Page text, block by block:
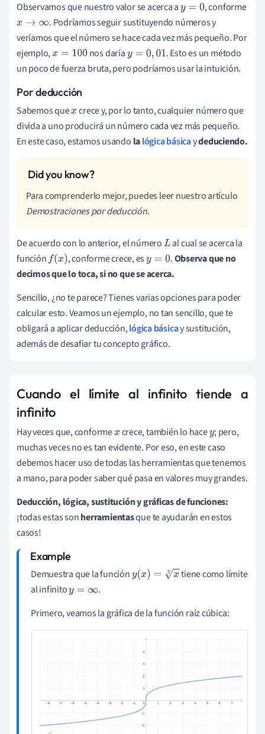
Observamos que nuestro valor se acerca ay=0
, conforme
x→∞
. Podríamos seguir sustituyendo números y
veríamos que el número se hace cada vez más pequeño. Por
ejemplo,x= 100 nos daríay=0,01
. Esto es un método
un poco de fuerza bruta, pero podríamos usar la intuición.
Por deducción
Sabemos quex crece y, por lo tanto, cualquier número que
divida a uno producirá un número cada vez más pequeño.
En este caso, estamos usando lalógica básicaydeduciendo.
Para comprenderlo mejor, puedes leer nuestro artículo
Demostraciones por deducción.
De acuerdo con lo anterior, el númeroLal cual se acerca la
funciónf(x) , conforme crece, esy=0 .Observa que no
decimos que lo toca, si no que se acerca.
Sencillo, ¿no te parece? Tienes varias opciones para poder
calcular esto. Veamos un ejemplo, no tan sencillo, que te
obligará a aplicar deducción,lógica básicay sustitución,
además de desafiar tu concepto gráfico.
Cuando el límite al infinito tiende a
infinito
Hay veces que, conformex crece, también lo hacey; pero,
muchas veces no es tan evidente. Por eso, en este caso
debemos hacer uso de todas las herramientas que tenemos
a mano, para poder saber qué pasa en valores muy grandes.
Deducción, lógica, sustitución y gráficas de funciones:
¡todas estas sonherramientasque te ayudarán en estos
casos!
Demuestra que la funcióny(x)=x 3
tiene como límite
al infinitoy=∞
.
Primero, veamos la gráfica de la función raíz cúbica: